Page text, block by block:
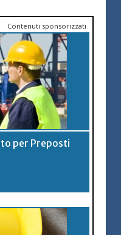
Contenuti sponsorizzati
per Preposti